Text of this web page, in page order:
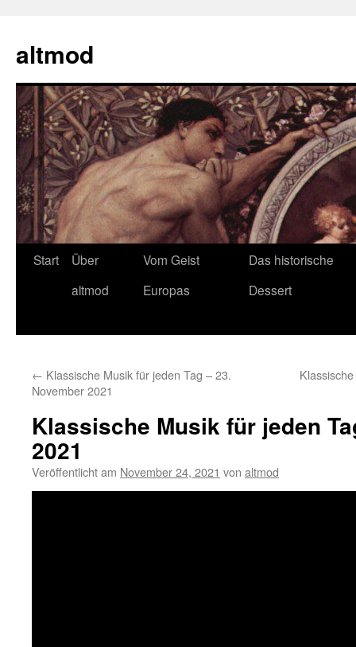
springen
altmod
Start
Über
altmod
Vom Geist
Europas
Das historische
Dessert
← Klassische Musik für jeden Tag – 23.
November 2021
Klassische Musik für jeden
2021
Veröffentlicht am November 24, 2021 von altmod